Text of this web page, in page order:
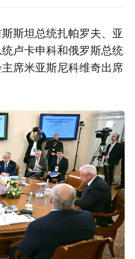
斯坦总统扎帕罗夫、亚
卢卡申科和俄罗斯总统
席米亚斯尼科维奇出席